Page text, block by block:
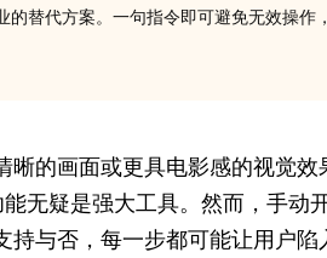
替代方案。一句指令即可避免无效操作
晰的画面或更具电影感的视觉
能无疑是强大工具。然而，手
与否，每一步都可能让用户